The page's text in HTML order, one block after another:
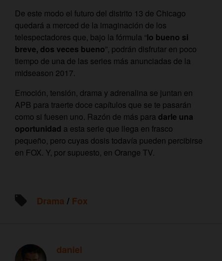
De este modo el futuro del distrito 13 de Chicago
quedará a merced de la imaginación de los
telespectadores que, bajo la fórmula “lo bueno si
breve, dos veces bueno”, podrán disfrutar en poco
tiempo de una de las series más anunciadas de la
midseason 2017.
Emoción, tensión, drama y adrenalina se juntan en
APB para traerte doce capítulos que se te pasarán
como si fuesen uno. Razón de más para darle una
oportunidad a esta serie que llega en frasco
pequeño, pero cuyas dosis todavía pueden percibirse
en FOX. Y, por supuesto, en Orange TV.
Drama / Fox
daniel